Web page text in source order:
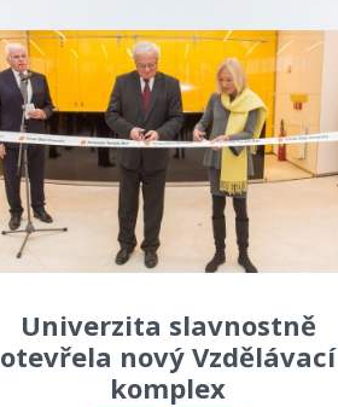
Univerzita slavnostně
otevřela nový Vzdělávací
komplex